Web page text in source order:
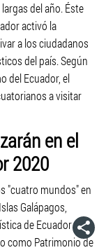
del año. Éste
activó la
a los ciudadanos
del país. Según
del Ecuador, el
a visitar
en el
2020
"cuatro mundos" en
Galápagos,
de Ecuador son
como Patrimonio de